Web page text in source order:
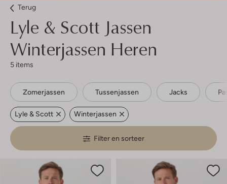
Terug
Lyle & Scott Jassen
Winterjassen Heren
5 items
Zomerjassen Tussenjassen Jacks
Lyle & Scott Winterjassen
Filter en sorteer